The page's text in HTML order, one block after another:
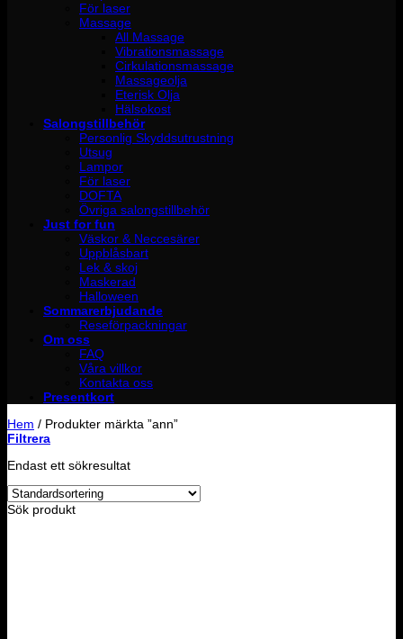
För laser
Massage
All Massage
Vibrationsmassage
Cirkulationsmassage
Massageolja
Eterisk Olja
Hälsokost
Salongstillbehör
Personlig Skyddsutrustning
Utsug
Lampor
För laser
DOFTA
Övriga salongstillbehör
Just for fun
Väskor & Neccesärer
Uppblåsbart
Lek & skoj
Maskerad
Halloween
Sommarerbjudande
Reseförpackningar
Om oss
FAQ
Våra villkor
Kontakta oss
Presentkort
Hem / Produkter märkta ”ann”
Filtrera
Endast ett sökresultat
Sök produkt